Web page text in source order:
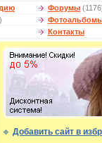
Форумы
Контакты
Добавить сайт в